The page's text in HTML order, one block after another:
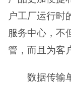
户工厂运行时
服务中心，不
管，而且为客
数据传输单